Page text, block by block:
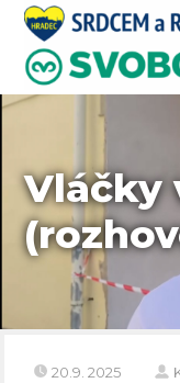
Vláčky
20.9. 2025